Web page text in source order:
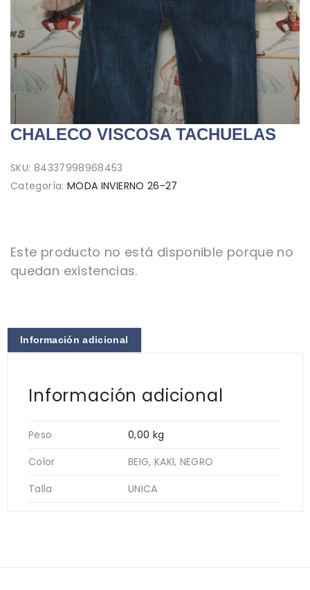
CHALECO VISCOSA TACHUELAS
SKU: 84337998968453
Categoría: MODA INVIERNO 26-27
Este producto no está disponible porque no
quedan existencias.
Información adicional
Información adicional
Peso
0,00 kg
Color
BEIG, KAKI, NEGRO
Talla
UNICA